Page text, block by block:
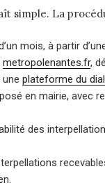
simple. La
mois, à partir
metropolenantes.fr,
plateforme du
en mairie, avec
des